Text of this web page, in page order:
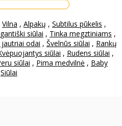
Vilna , Alpakų , Subtilus pūkelis ,
siūlai , Tinka megztiniams ,
jautriai odai , Švelnūs siūlai , Rankų
siūlai , Rudens siūlai ,
siūlai , Pima medvilnė , Baby
Siūlai